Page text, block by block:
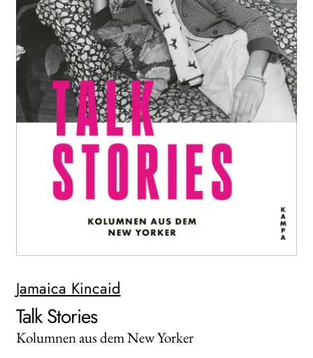
WEITERE VERLAGE
Search:
Jamaica Kincaid
Talk Stories
Kolumnen aus dem New Yorker